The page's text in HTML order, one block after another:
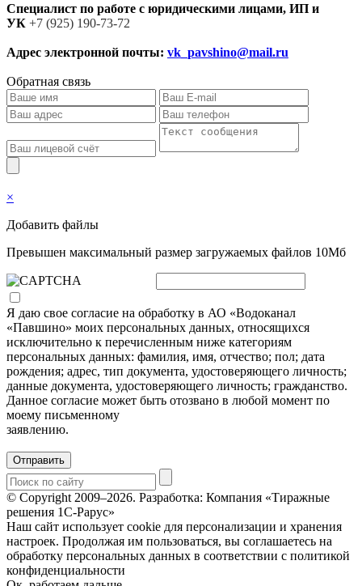
Специалист по работе с юридическими лицами, ИП и
УК +7 (925) 190-73-72
Адрес электронной почты: vk_pavshino@mail.ru
Обратная связь
×
Добавить файлы
Превышен максимальный размер загружаемых файлов 10Мб
Я даю свое согласие на обработку в АО «Водоканал
«Павшино» моих персональных данных, относящихся
исключительно к перечисленным ниже категориям
персональных данных: фамилия, имя, отчество; пол; дата
рождения; адрес, тип документа, удостоверяющего личность;
данные документа, удостоверяющего личность; гражданство.
Данное согласие может быть отозвано в любой момент по
моему письменному
заявлению.
Отправить
© Copyright 2009–2026. Разработка: Компания «Тиражные
решения 1С-Рарус»
Наш сайт использует cookie для персонализации и хранения
настроек. Продолжая им пользоваться, вы соглашаетесь на
обработку персональных данных в соответствии с политикой
конфиденциальности